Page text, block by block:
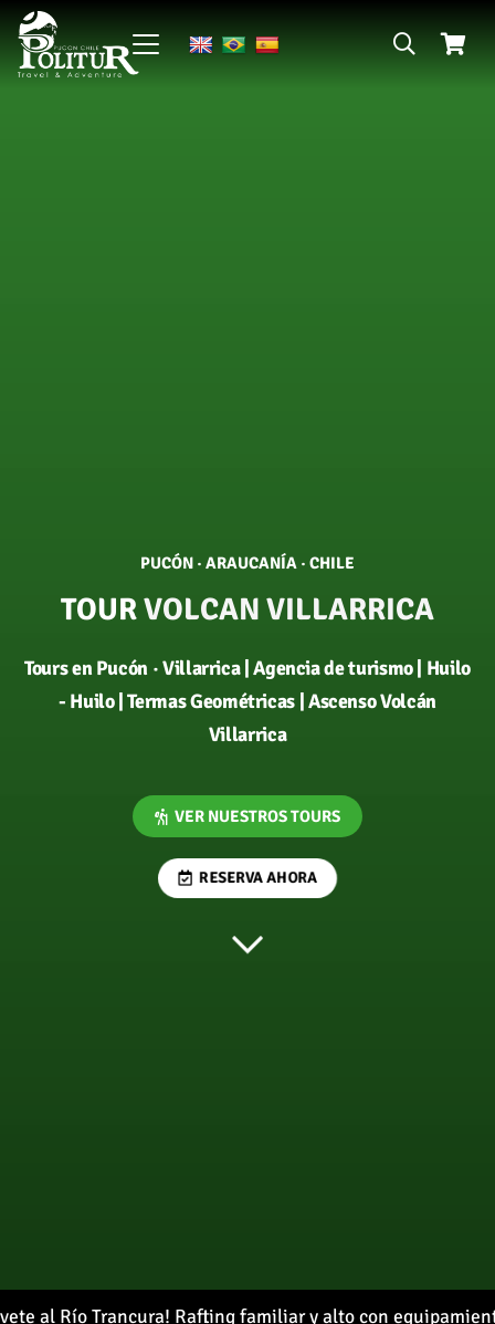
PUCÓN · ARAUCANÍA · CHILE
TOURVOLCAN VILLARRICA
Tours en Pucón · Villarrica | Agencia de turismo | Huilo
- Huilo | Termas Geométricas | Ascenso Volcán
Villarrica
VER NUESTROS TOURS
RESERVA AHORA
al Río Trancura! Rafting familiar y alto con